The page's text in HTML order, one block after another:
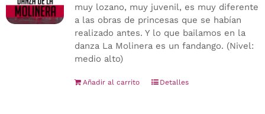
muy lozano, muy juvenil, es muy diferente
a las obras de princesas que se habían
realizado antes. Y lo que bailamos en la
danza La Molinera es un fandango. (Nivel:
medio alto)
Añadir al carrito Detalles